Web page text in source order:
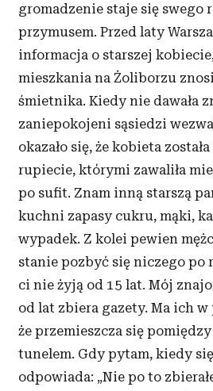
gromadzenie staje się swego
przymusem. Przed laty
informacja o starszej
mieszkania na Żoliborzu
śmietnika. Kiedy nie dawała
zaniepokojeni sąsiedzi
okazało się, że kobieta
rupiecie, którymi zawaliła
po sufit. Znam inną starszą
kuchni zapasy cukru, mąki,
wypadek. Z kolei pewien
stanie pozbyć się niczego po
ci nie żyją od 15 lat. Mój
od lat zbiera gazety. Ma ich w
że przemieszcza się
tunelem. Gdy pytam, kiedy
odpowiada: „Nie po to